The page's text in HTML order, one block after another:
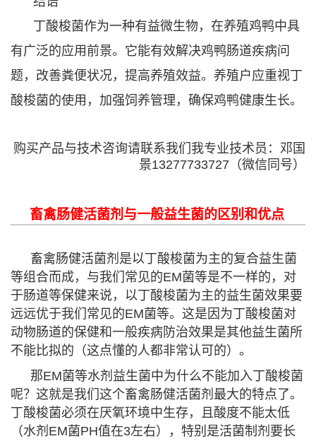
丁酸梭菌作为一种有益微生物，在养殖鸡鸭中具
有广泛的应用前景。它能有效解决鸡鸭肠道疾病问
题，改善粪便状况，提高养殖效益。养殖户应重视丁
酸梭菌的使用，加强饲养管理，确保鸡鸭健康生长。
购买产品与技术咨询请联系我们我专业技术员：邓国
景13277733727（微信同号）
畜禽肠健活菌剂与一般益生菌的区别和优点
畜禽肠健活菌剂是以丁酸梭菌为主的复合益生菌
等组合而成，与我们常见的EM菌等是不一样的，对
于肠道等保健来说，以丁酸梭菌为主的益生菌效果要
远远优于我们常见的EM菌等。这是因为丁酸梭菌对
动物肠道的保健和一般疾病防治效果是其他益生菌所
不能比拟的（这点懂的人都非常认可的）。
那EM菌等水剂益生菌中为什么不能加入丁酸梭菌
呢？这就是我们这个畜禽肠健活菌剂最大的特点了。
丁酸梭菌必须在厌氧环境中生存，且酸度不能太低
（水剂EM菌PH值在3左右），特别是活菌制剂要长